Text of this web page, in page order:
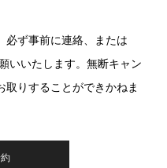
必ず事前に連絡、または
いいたします。無断キャン
取りすることができかねま